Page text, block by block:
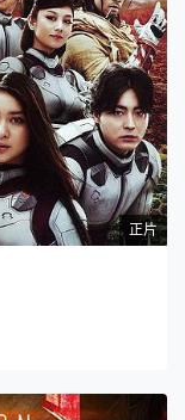
正片